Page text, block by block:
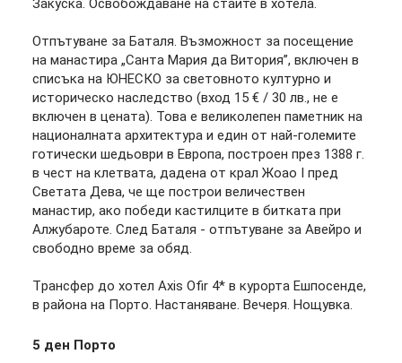
Закуска. Освобождаване на стаите в хотела.
Отпътуване за Баталя. Възможност за посещение
на манастира „Санта Мария да Витория”, включен в
списъка на ЮНЕСКО за световното културно и
историческо наследство (вход 15 € / 30 лв., не е
включен в цената). Това е великолепен паметник на
националната архитектура и един от най-големите
готически шедьоври в Европа, построен през 1388 г.
в чест на клетвата, дадена от крал Жоао І пред
Светата Дева, че ще построи величествен
манастир, ако победи кастилците в битката при
Алжубароте. След Баталя - отпътуване за Авейро и
свободно време за обяд.
Tрансфер до хотел Axis Ofir 4* в курорта Ешпосенде,
в района на Порто. Настаняване. Вечеря. Нощувка.
5 ден Порто